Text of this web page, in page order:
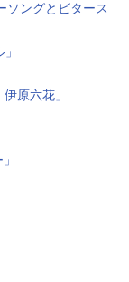
ソングとビタース
原六花」